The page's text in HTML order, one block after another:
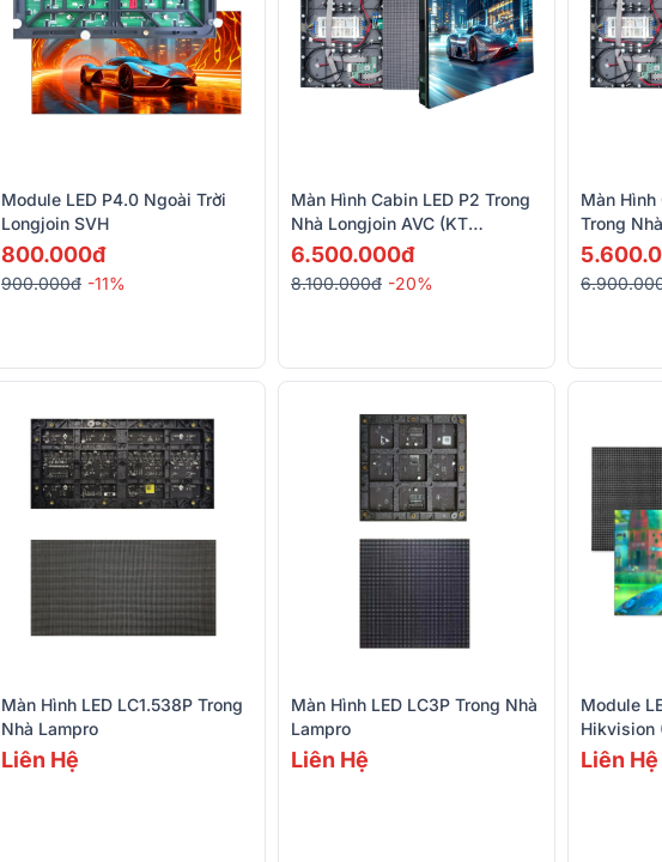
Module LED P4.0 Ngoài Trời
Longjoin SVH
800.000đ
900.000đ -11%
Màn Hình Cabin LED P2 Trong
Nhà Longjoin AVC (KT
640x480mm)
6.500.000đ
8.100.000đ -20%
Màn Hình
Trong
Màn Hình LED LC1.538P Trong
Nhà Lampro
Liên Hệ
Màn Hình LED LC3P Trong Nhà
Lampro
Liên Hệ
Module
Hikvision
Liên Hệ